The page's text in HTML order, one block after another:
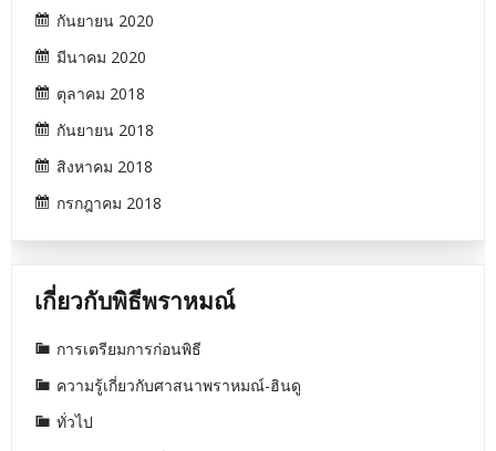
กันยายน 2020
มีนาคม 2020
ตุลาคม 2018
กันยายน 2018
สิงหาคม 2018
กรกฎาคม 2018
เกี่ยวกับพิธีพราหมณ์
การเตรียมการก่อนพิธี
ความรู้เกี่ยวกับศาสนาพราหมณ์-ฮินดู
ทั่วไป